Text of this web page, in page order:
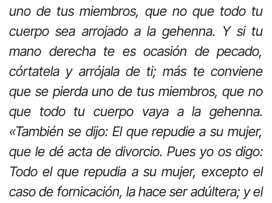
uno de tus miembros, que no que todo tu
cuerpo sea arrojado a la gehenna. Y si tu
mano derecha te es ocasión de pecado,
córtatela y arrójala de ti; más te conviene
que se pierda uno de tus miembros, que no
que todo tu cuerpo vaya a la gehenna.
«También se dijo: El que repudie a su mujer,
que le dé acta de divorcio. Pues yo os digo:
Todo el que repudia a su mujer, excepto el
caso de fornicación, la hace ser adúltera; y el